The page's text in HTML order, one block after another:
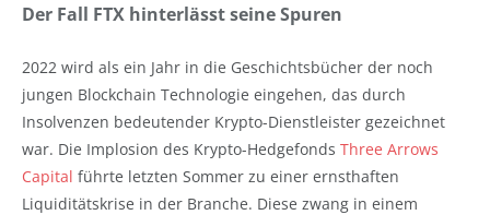
Der Fall FTX hinterlässt seine Spuren
2022 wird als ein Jahr in die Geschichtsbücher der noch
jungen Blockchain Technologie eingehen, das durch
Insolvenzen bedeutender Krypto-Dienstleister gezeichnet
war. Die Implosion des Krypto-Hedgefonds Three Arrows
Capital führte letzten Sommer zu einer ernsthaften
Liquiditätskrise in der Branche. Diese zwang in einem